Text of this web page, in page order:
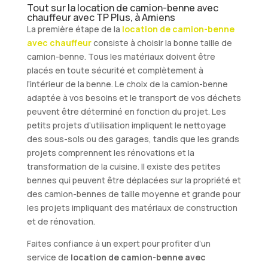
Tout sur la location de camion-benne avec
chauffeur avec TP Plus, à Amiens
La première étape de la location de camion-benne
avec chauffeurconsiste à choisir la bonne taille de
camion-benne. Tous les matériaux doivent être
placés en toute sécurité et complètement à
l’intérieur de la benne. Le choix de la camion-benne
adaptée à vos besoins et le transport de vos déchets
peuvent être déterminé en fonction du projet. Les
petits projets d’utilisation impliquent le nettoyage
des sous-sols ou des garages, tandis que les grands
projets comprennent les rénovations et la
transformation de la cuisine. Il existe des petites
bennes qui peuvent être déplacées sur la propriété et
des camion-bennes de taille moyenne et grande pour
les projets impliquant des matériaux de construction
et de rénovation.
Faites confiance à un expert pour profiter d’un
service de location de camion-benne avec